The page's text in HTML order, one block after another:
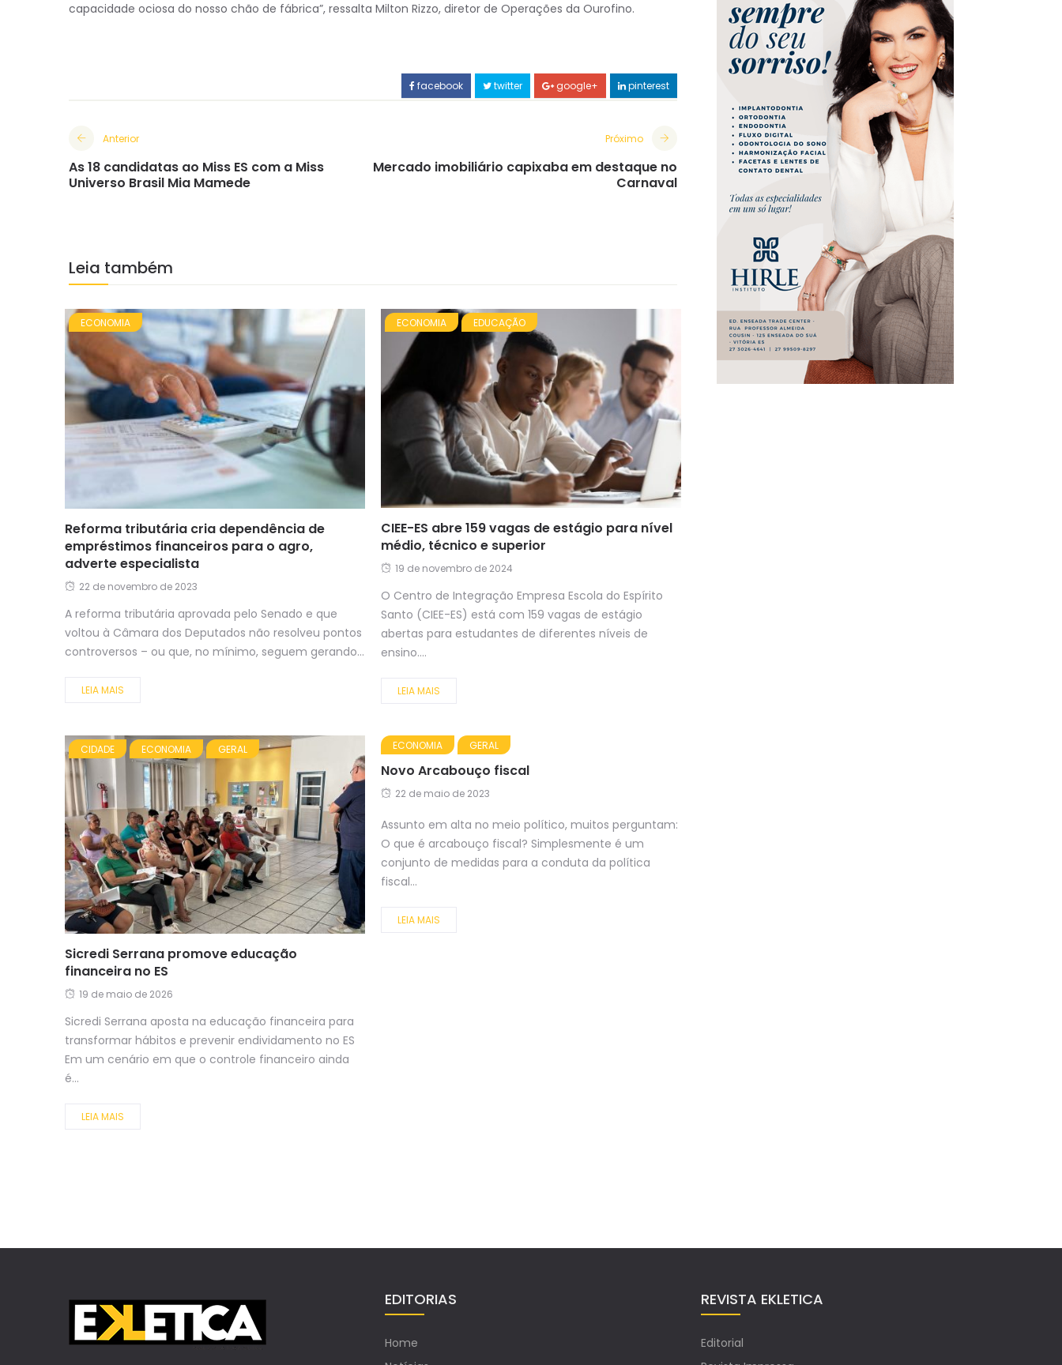
capacidade ociosa do nosso chão de fábrica”, ressalta Milton Rizzo, diretor de Operações da Ourofino.
facebook twitter google+ pinterest
Anterior
As 18 candidatas ao Miss ES com a Miss
Universo Brasil Mia Mamede
Próximo
Mercado imobiliário capixaba em destaque no
Carnaval
Leia também
ECONOMIA
Reforma tributária cria dependência de
empréstimos financeiros para o agro,
adverte especialista
22 de novembro de 2023
A reforma tributária aprovada pelo Senado e que
voltou à Câmara dos Deputados não resolveu pontos
controversos – ou que, no mínimo, seguem gerando...
LEIA MAIS
ECONOMIA EDUCAÇÃO
CIEE-ES abre 159 vagas de estágio para nível
médio, técnico e superior
19 de novembro de 2024
O Centro de Integração Empresa Escola do Espírito
Santo (CIEE-ES) está com 159 vagas de estágio
abertas para estudantes de diferentes níveis de
ensino....
LEIA MAIS
CIDADE ECONOMIA GERAL
Sicredi Serrana promove educação
financeira no ES
19 de maio de 2026
Sicredi Serrana aposta na educação financeira para
transformar hábitos e prevenir endividamento no ES
Em um cenário em que o controle financeiro ainda
é...
LEIA MAIS
ECONOMIA GERAL
Novo Arcabouço fiscal
22 de maio de 2023
Assunto em alta no meio político, muitos perguntam:
O que é arcabouço fiscal? Simplesmente é um
conjunto de medidas para a conduta da política
fiscal...
LEIA MAIS
EDITORIAS
Home
REVISTA EKLETICA
Editorial